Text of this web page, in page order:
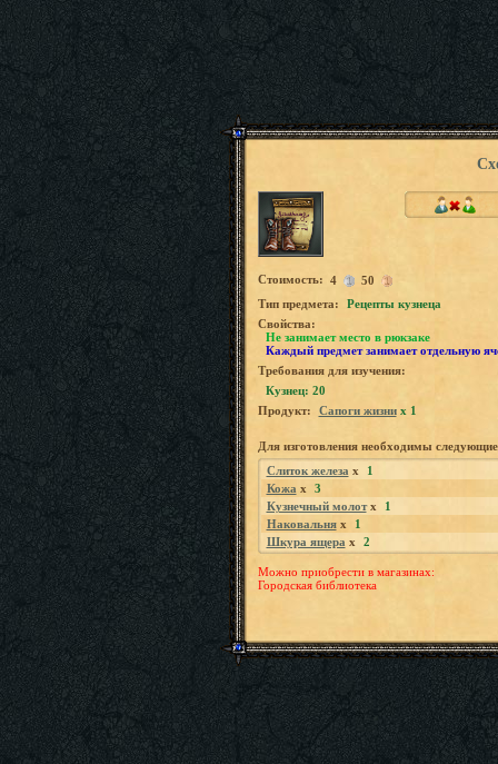
Стоимость: 4
50
Tип предмета:
Рецепты кузнеца
Свойства:
Не занимает место в рюкзаке
Каждый предмет занимает отдельную
Требования для изучения:
Кузнец: 20
Продукт:
Сапоги жизниx 1
Для изготовления необходимы
Слиток железа x
1
Кожа x
3
Кузнечный молотx
1
Наковальняx
1
Шкура ящера x 2
Можно приобрести в магазинах:
Городская библиотека